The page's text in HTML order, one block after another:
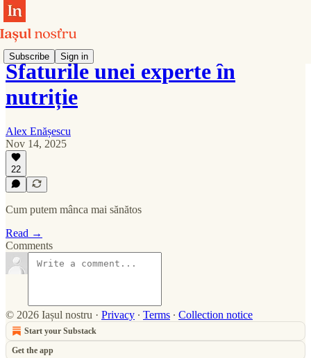
Subscribe Sign in
Sfaturile unei experte în
nutriție
Alex Enășescu
Nov 14, 2025
22
Cum putem mânca mai sănătos
Read →
Comments
© 2026 Iașul nostru · Privacy ∙ Terms ∙ Collection notice
Start your Substack
Get the app